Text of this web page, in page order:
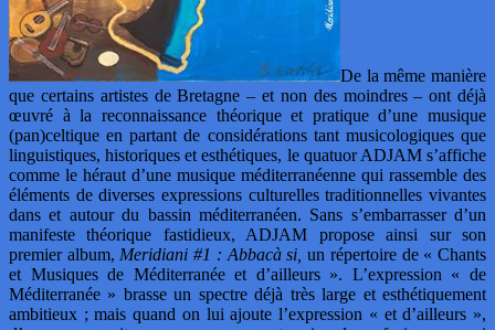
De la même manière
que certains artistes de Bretagne – et non des moindres – ont déjà
œuvré à la reconnaissance théorique et pratique d’une musique
(pan)celtique en partant de considérations tant musicologiques que
linguistiques, historiques et esthétiques, le quatuor ADJAM s’affiche
comme le héraut d’une musique méditerranéenne qui rassemble des
éléments de diverses expressions culturelles traditionnelles vivantes
dans et autour du bassin méditerranéen. Sans s’embarrasser d’un
manifeste théorique fastidieux, ADJAM propose ainsi sur son
premier album, Meridiani #1 : Abbacà si, un répertoire de « Chants
et Musiques de Méditerranée et d’ailleurs ». L’expression « de
Méditerranée » brasse un spectre déjà très large et esthétiquement
ambitieux ; mais quand on lui ajoute l’expression « et d’ailleurs »,